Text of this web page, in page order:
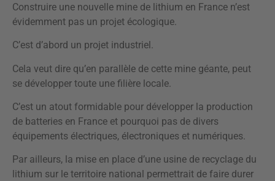
Construire une nouvelle mine de lithium en France n’est
évidemment pas un projet écologique.
C’est d’abord un projet industriel.
Cela veut dire qu’en parallèle de cette mine géante, peut
se développer toute une filière locale.
C’est un atout formidable pour développer la production
de batteries en France et pourquoi pas de divers
équipements électriques, électroniques et numériques.
Par ailleurs, la mise en place d’une usine de recyclage du
lithium sur le territoire national permettrait de faire durer